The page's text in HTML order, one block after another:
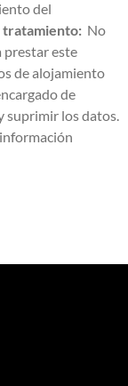
del
tratamiento: No
prestar este
de alojamiento
de
suprimir los datos.